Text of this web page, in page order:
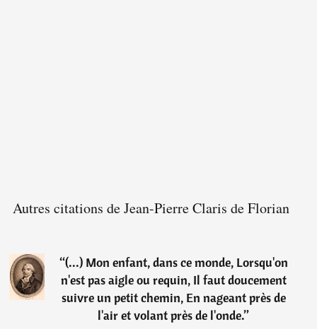
Autres citations de Jean-Pierre Claris de Florian
“(...) Mon enfant, dans ce monde, Lorsqu'on
n'est pas aigle ou requin, Il faut doucement
suivre un petit chemin, En nageant près de
l'air et volant près de l'onde.”